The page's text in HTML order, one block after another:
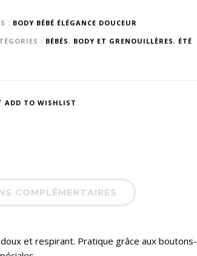
: BODY BÉBÉ ÉLÉGANCE DOUCEUR
: BÉBÉS , BODY ET GRENOUILLÈRES , ÉTÉ
ADD TO WISHLIST
COMPLÉMENTAIRES
et respirant. Pratique grâce aux boutons-